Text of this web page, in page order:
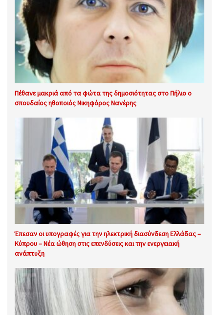
Πέθανε μακριά από τα φώτα της δημοσιότητας στο Πήλιο ο
σπουδαίος ηθοποιός Νικηφόρος Νανέρης
Έπεσαν οι υπογραφές για την ηλεκτρική διασύνδεση Ελλάδας –
Κύπρου – Νέα ώθηση στις επενδύσεις και την ενεργειακή
ανάπτυξη